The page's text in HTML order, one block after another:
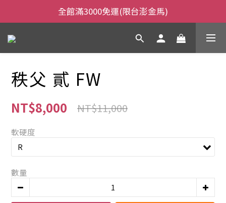
全館滿3000免運(限台澎金馬)
全館滿3000免運(限台澎金馬)
當日下午2:00前下單，當日出貨
全館滿3000免運(限台澎金馬)
秩父 貳 FW
NT$8,000 NT$11,000
軟硬度
數量